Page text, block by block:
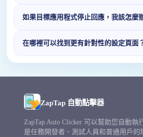
如果目標應用程式停止回應，我該怎麼
在哪裡可以找到更有針對性的設定頁面
ZapTap 自動點擊器
ZapTap Auto Clicker 可以幫助您自動執
是任務開發者、測試人員和普通用戶的